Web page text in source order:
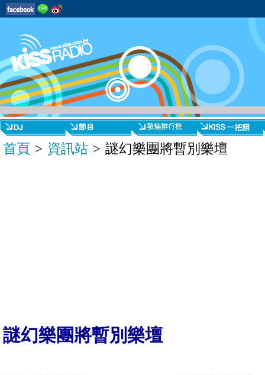
首頁 > 資訊站 > 謎幻樂團將暫別樂壇
謎幻樂團將暫別樂壇